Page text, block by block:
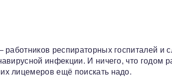
респираторных госпиталей и
инфекции. И ничего, что годом
лицемеров ещё поискать надо.